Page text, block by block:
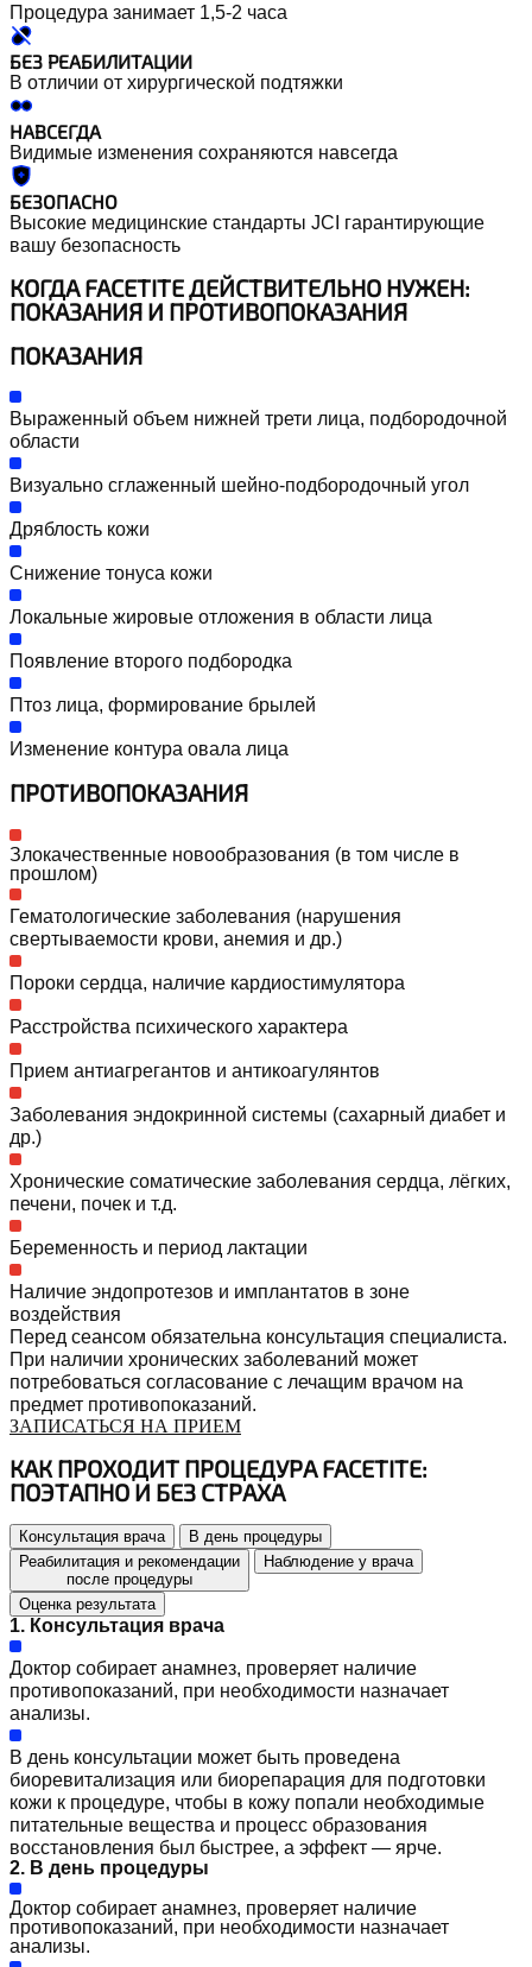
Процедура занимает 1,5-2 часа
БЕЗ РЕАБИЛИТАЦИИ
В отличии от хирургической подтяжки
НАВСЕГДА
Видимые изменения сохраняются навсегда
БЕЗОПАСНО
Высокие медицинские стандарты JCI гарантирующие
вашу безопасность
КОГДА FACETITE ДЕЙСТВИТЕЛЬНО НУЖЕН:
ПОКАЗАНИЯ И ПРОТИВОПОКАЗАНИЯ
ПОКАЗАНИЯ
Выраженный объем нижней трети лица, подбородочной
области
Визуально сглаженный шейно-подбородочный угол
Дряблость кожи
Снижение тонуса кожи
Локальные жировые отложения в области лица
Появление второго подбородка
Птоз лица, формирование брылей
Изменение контура овала лица
ПРОТИВОПОКАЗАНИЯ
Злокачественные новообразования (в том числе в
прошлом)
Гематологические заболевания (нарушения
свертываемости крови, анемия и др.)
Пороки сердца, наличие кардиостимулятора
Расстройства психического характера
Прием антиагрегантов и антикоагулянтов
Заболевания эндокринной системы (сахарный диабет и
др.)
Хронические соматические заболевания сердца, лёгких,
печени, почек и т.д.
Беременность и период лактации
Наличие эндопротезов и имплантатов в зоне
воздействия
Перед сеансом обязательна консультация специалиста.
При наличии хронических заболеваний может
потребоваться согласование с лечащим врачом на
предмет противопоказаний.
ЗАПИСАТЬСЯ НА ПРИЕМ
КАК ПРОХОДИТ ПРОЦЕДУРА FACETITE:
ПОЭТАПНО И БЕЗ СТРАХА
Консультация врача
В день процедуры
Реабилитация и рекомендации
после процедуры
Наблюдение у врача
Оценка результата
1. Консультация врача
Доктор собирает анамнез, проверяет наличие
противопоказаний, при необходимости назначает
анализы.
В день консультации может быть проведена
биоревитализация или биорепарация для подготовки
кожи к процедуре, чтобы в кожу попали необходимые
питательные вещества и процесс образования
восстановления был быстрее, а эффект — ярче.
2. В день процедуры
Доктор собирает анамнез, проверяет наличие
противопоказаний, при необходимости назначает
анализы.